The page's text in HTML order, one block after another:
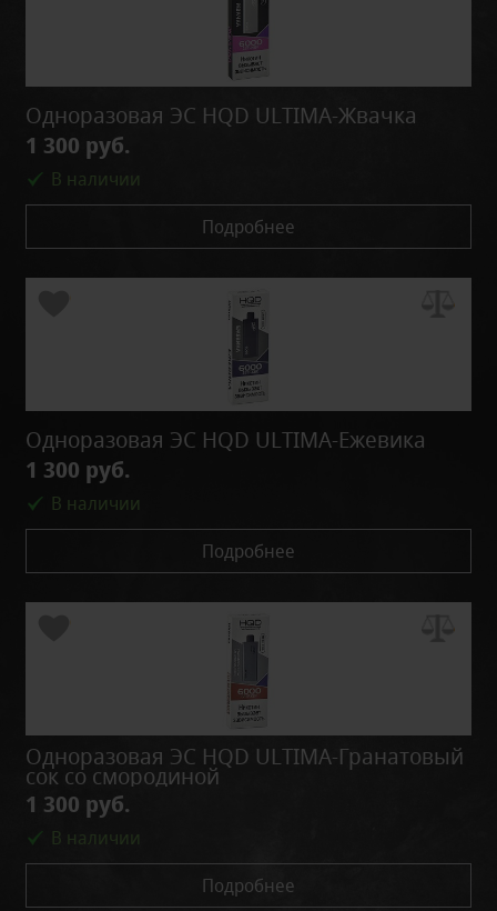
Одноразовая ЭС HQD ULTIMA-Жвачка
1 300 руб.
В наличии
Подробнее
Одноразовая ЭС HQD ULTIMA-Ежевика
1 300 руб.
В наличии
Подробнее
Одноразовая ЭС HQD ULTIMA-Гранатовый
сок со смородиной
1 300 руб.
В наличии
Подробнее